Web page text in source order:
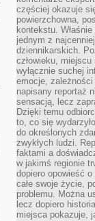
częściej okazuje
powierzchowna,
kontekstu.
jednym z
dziennikarskich.
człowieku,
wyłącznie suchej
emocje,
napisany reportaż
sensacją, lecz
Dzięki temu
to, co się
do określonych
zwykłych ludzi.
faktami a
w jakimś regionie
dopiero opowieść
całe swoje życie,
problemu. Można
lecz dopiero
miejsca pokazuje,